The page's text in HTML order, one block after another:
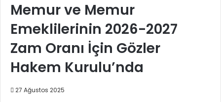
Memur ve Memur
Emeklilerinin 2026-2027
Zam Oranı İçin Gözler
Hakem Kurulu’nda
27 Ağustos 2025